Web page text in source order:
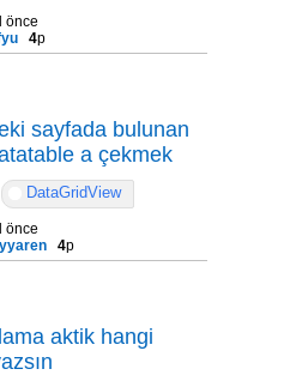
önce
4p
sayfada bulunan
a çekmek
DataGridView
önce
4p
aktik hangi